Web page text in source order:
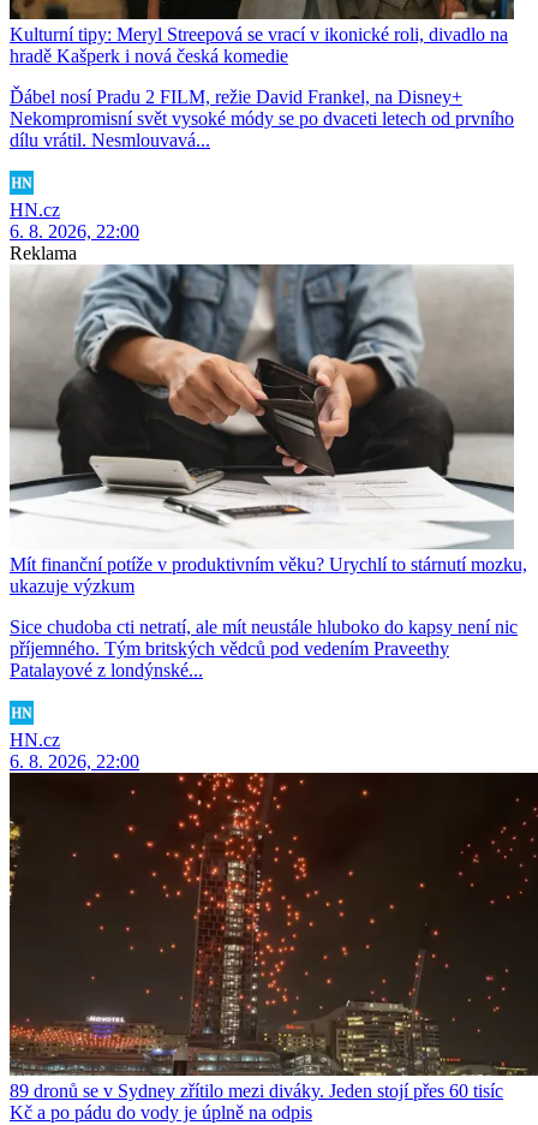
Kulturní tipy: Meryl Streepová se vrací v ikonické roli, divadlo na
hradě Kašperk i nová česká komedie
Ďábel nosí Pradu 2 FILM, režie David Frankel, na Disney+
Nekompromisní svět vysoké módy se po dvaceti letech od prvního
dílu vrátil. Nesmlouvavá...
HN.cz
6. 8. 2026, 22:00
Reklama
Mít finanční potíže v produktivním věku? Urychlí to stárnutí mozku,
ukazuje výzkum
Sice chudoba cti netratí, ale mít neustále hluboko do kapsy není nic
příjemného. Tým britských vědců pod vedením Praveethy
Patalayové z londýnské...
HN.cz
6. 8. 2026, 22:00
89 dronů se v Sydney zřítilo mezi diváky. Jeden stojí přes 60 tisíc
Kč a po pádu do vody je úplně na odpis